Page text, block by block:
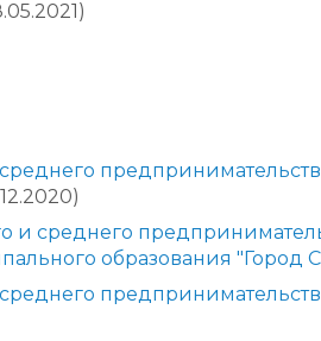
и среднего
образования "Город